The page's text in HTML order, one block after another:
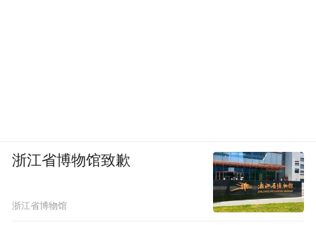
浙江省博物馆致歉
浙江省博物馆